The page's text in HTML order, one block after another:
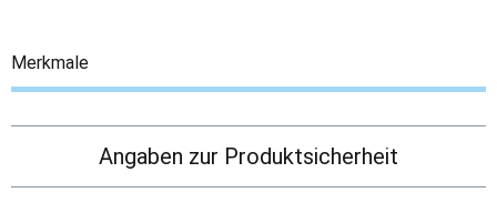
Merkmale
Angaben zur Produktsicherheit